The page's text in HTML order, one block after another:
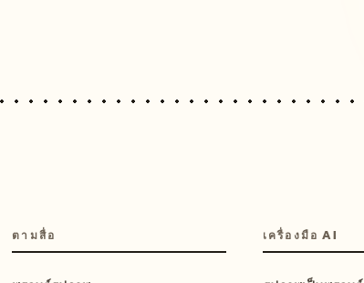
ตามสื่อ เครื่องมือ AI